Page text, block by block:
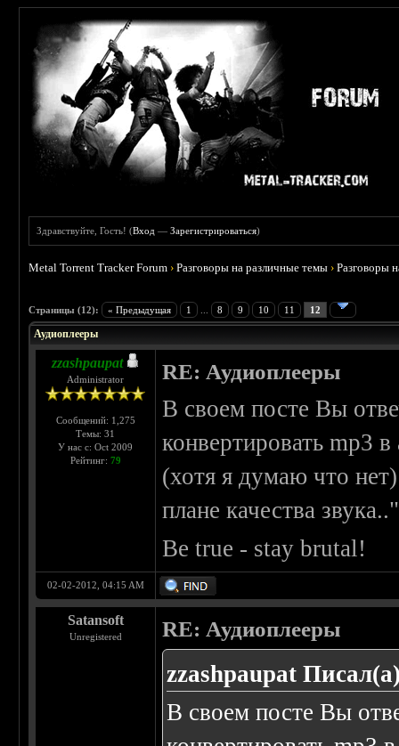
Здравствуйте, Гость! (Вход —Зарегистрироваться)
Metal Torrent Tracker Forum ›Разговоры на различные темы ›Разговоры
Страницы (12): « Предыдущая 1 8 9 10 11 12
Аудиоплееры
zzashpaupat
Administrator
Сообщений: 1,275
Темы: 31
У нас с: Oct 2009
Рейтинг: 79
RE: Аудиоплееры
В своем посте Вы
конвертировать mp3
(хотя я думаю что
плане качества
Be true - stay brutal!
02-02-2012, 04:15 AM
Satansoft
Unregistered RE: Аудиоплееры
zzashpaupat
В своем посте Вы